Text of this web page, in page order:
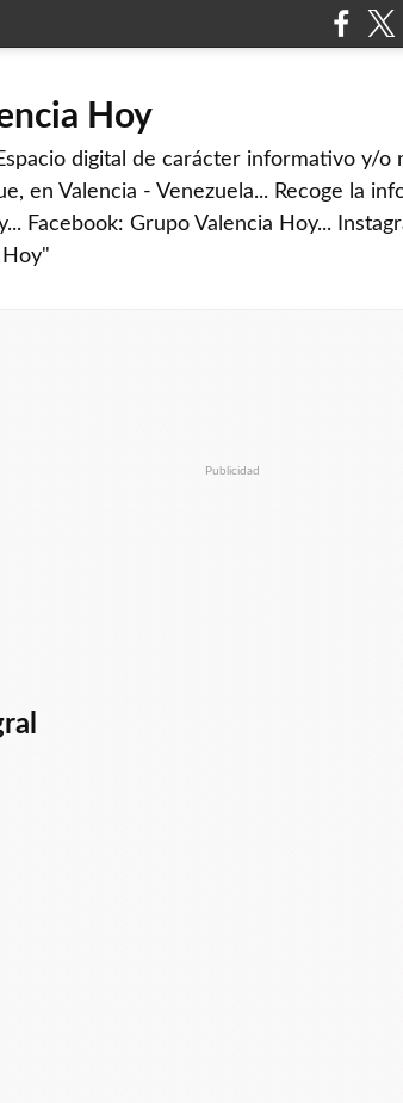
Hoy
digital de carácter informativo y/o
en Valencia - Venezuela... Recoge la
Facebook: Grupo Valencia Hoy...
Publicidad